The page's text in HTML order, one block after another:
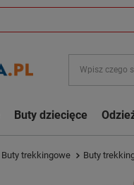
Buty dziecięce
Buty trekkingowe Buty